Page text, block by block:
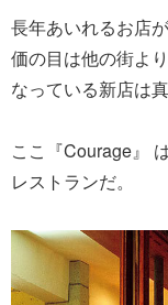
長年あいれるお店
価の目は他の街よ
なっている新店は
ここ『Courage』
レストランだ。